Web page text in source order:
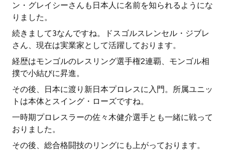
ン・グレイシーさんも日本人に名前を知られるようにな
りました。
続きまして3なんですね。ドスゴルスレンセル・ジブレ
さん、現在は実業家として活躍しております。
経歴はモンゴルのレスリング選手権2連覇、モンゴル相
撲で小結びに昇進。
その後、日本に渡り新日本プロレスに入門。所属ユニッ
トは本体とスイング・ローズですね。
一時期プロレスラーの佐々木健介選手とも一緒に戦って
おりました。
その後、総合格闘技のリングにも上がっております。